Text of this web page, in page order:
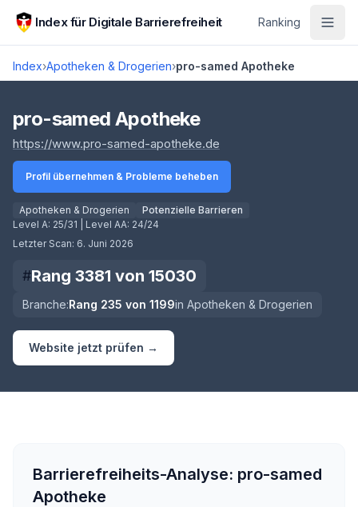
Zum Hauptinhalt springen
Index für Digitale Barrierefreiheit Ranking
Index›Apotheken & Drogerien›pro-samed Apotheke
Score lädt
pro-samed Apotheke
https://www.pro-samed-apotheke.de
Profil übernehmen & Probleme beheben
Apotheken & Drogerien
Potenzielle Barrieren
Level A: 25/31 | Level AA: 24/24
Letzter Scan: 6. Juni 2026
#Rang 3381 von 15030
Branche:Rang 235 von 1199in Apotheken & Drogerien
Website jetzt prüfen →
Barrierefreiheits-Analyse: pro-samed
Apotheke